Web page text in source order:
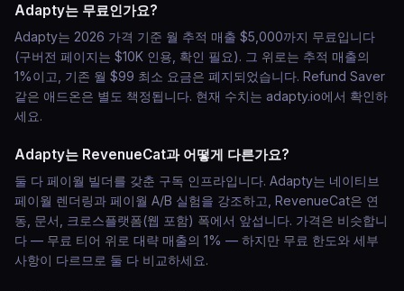
Adapty는 무료인가요?
Adapty는 2026 가격 기준 월 추적 매출 $5,000까지 무료입니다
(구버전 페이지는 $10K 인용, 확인 필요). 그 위로는 추적 매출의
1%이고, 기존 월 $99 최소 요금은 폐지되었습니다. Refund Saver
같은 애드온은 별도 책정됩니다. 현재 수치는 adapty.io에서 확인하
세요.
Adapty는 RevenueCat과 어떻게 다른가요?
둘 다 페이월 빌더를 갖춘 구독 인프라입니다. Adapty는 네이티브
페이월 렌더링과 페이월 A/B 실험을 강조하고, RevenueCat은 연
동, 문서, 크로스플랫폼(웹 포함) 폭에서 앞섭니다. 가격은 비슷합니
다 — 무료 티어 위로 대략 매출의 1% — 하지만 무료 한도와 세부
사항이 다르므로 둘 다 비교하세요.